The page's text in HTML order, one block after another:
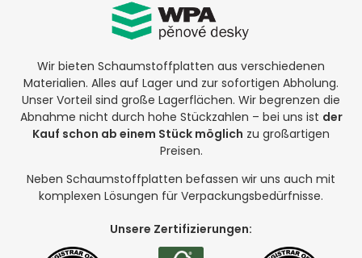
Wir bieten Schaumstoffplatten aus verschiedenen
Materialien. Alles auf Lager und zur sofortigen Abholung.
Unser Vorteil sind große Lagerflächen. Wir begrenzen die
Abnahme nicht durch hohe Stückzahlen – bei uns ist der
Kauf schon ab einem Stück möglich zu großartigen
Preisen.
Neben Schaumstoffplatten befassen wir uns auch mit
komplexen Lösungen für Verpackungsbedürfnisse.
Unsere Zertifizierungen: